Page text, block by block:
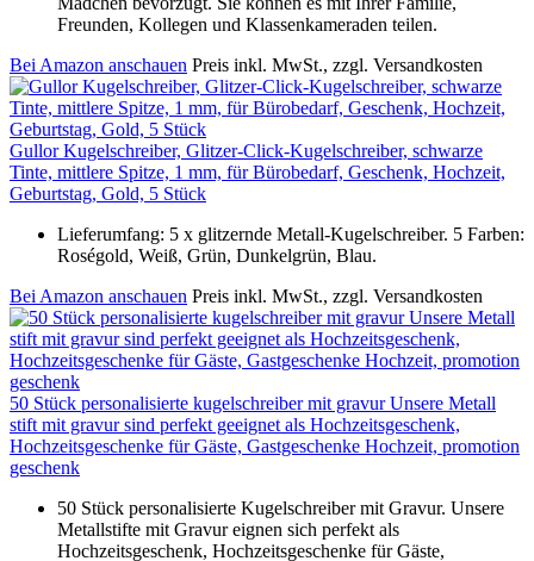
Freunden, Kollegen und Klassenkameraden teilen.
Bei Amazon anschauen Preis inkl. MwSt., zzgl. Versandkosten
Gullor Kugelschreiber, Glitzer-Click-Kugelschreiber, schwarze
Tinte, mittlere Spitze, 1 mm, für Bürobedarf, Geschenk, Hochzeit,
Geburtstag, Gold, 5 Stück
Lieferumfang: 5 x glitzernde Metall-Kugelschreiber. 5 Farben:
Roségold, Weiß, Grün, Dunkelgrün, Blau.
Bei Amazon anschauen Preis inkl. MwSt., zzgl. Versandkosten
50 Stück personalisierte kugelschreiber mit gravur Unsere Metall
stift mit gravur sind perfekt geeignet als Hochzeitsgeschenk,
Hochzeitsgeschenke für Gäste, Gastgeschenke Hochzeit, promotion
geschenk
50 Stück personalisierte Kugelschreiber mit Gravur. Unsere
Metallstifte mit Gravur eignen sich perfekt als
Hochzeitsgeschenk, Hochzeitsgeschenke für Gäste,